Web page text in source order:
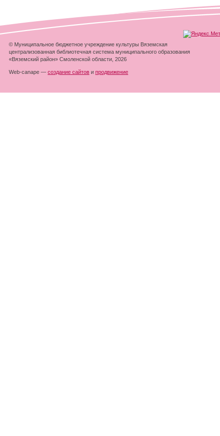
© Муниципальное бюджетное учреждение культуры Вяземская
централизованная библиотечная система муниципального образования
«Вяземский район» Смоленской области, 2026
Web-canape — создание сайтов и продвижение